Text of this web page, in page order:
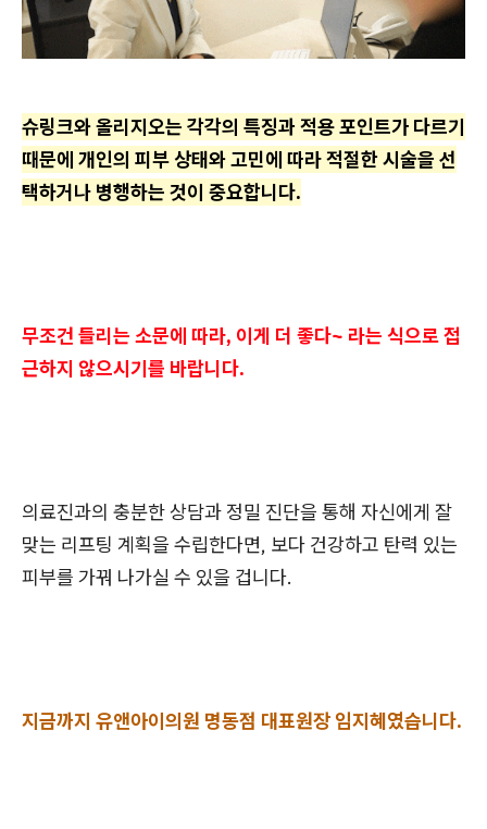
슈링크와 올리지오는 각각의 특징과 적용 포인트가 다르기
때문에 개인의 피부 상태와 고민에 따라 적절한 시술을 선
택하거나 병행하는 것이 중요합니다.
무조건 들리는 소문에 따라, 이게 더 좋다~ 라는 식으로 접
근하지 않으시기를 바랍니다.
의료진과의 충분한 상담과 정밀 진단을 통해 자신에게 잘
맞는 리프팅 계획을 수립한다면, 보다 건강하고 탄력 있는
피부를 가꿔 나가실 수 있을 겁니다.
지금까지 유앤아이의원 명동점 대표원장 임지혜였습니다.